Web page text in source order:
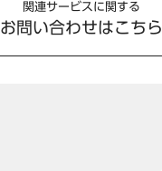
関連サービスに関する
お問い合わせはこちら